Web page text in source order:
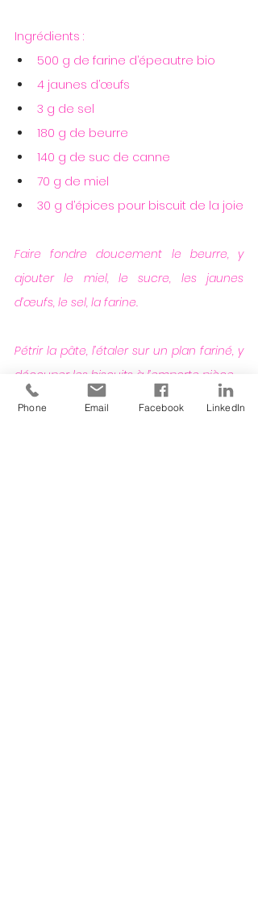
Ingrédients :
500 g de farine d’épeautre bio
4 jaunes d’œufs
3 g de sel
180 g de beurre
140 g de suc de canne
70 g de miel
30 g d’épices pour biscuit de la joie
Faire fondre doucement le beurre, y
ajouter le miel, le sucre, les jaunes
d’œufs, le sel, la farine.
Pétrir la pâte, l’étaler sur un plan fariné, y
découper les biscuits à l’emporte pièce.
Cuire 10 à 12 mn en surveillant afin de ne
Phone Email Facebook LinkedIn